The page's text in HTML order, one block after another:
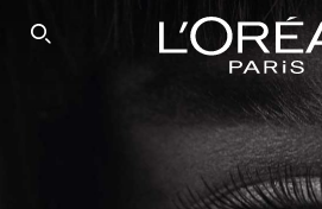
SEARCH THIS SITE